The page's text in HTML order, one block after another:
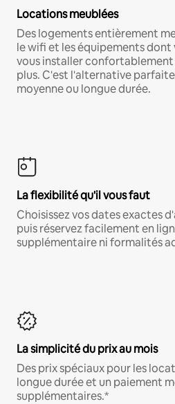
Locations meublées
Des logements entièrement
le wifi et les équipements dont
vous installer confortablement
plus. C'est l'alternative
moyenne ou longue durée.
La flexibilité qu'il vous faut
Choisissez vos dates exactes
puis réservez facilement en
supplémentaire ni formalités
La simplicité du prix au mois
Des prix spéciaux pour les
longue durée et un paiement
supplémentaires.*